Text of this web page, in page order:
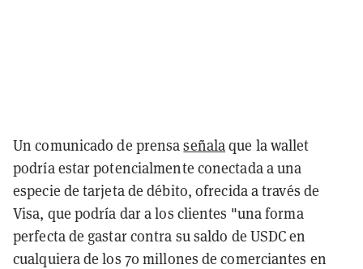
Un comunicado de prensaseñalaque la wallet
podría estar potencialmente conectada a una
especie de tarjeta de débito, ofrecida a través de
Visa, que podría dar a los clientes "una forma
perfecta de gastar contra su saldo de USDC en
cualquiera de los 70 millones de comerciantes en